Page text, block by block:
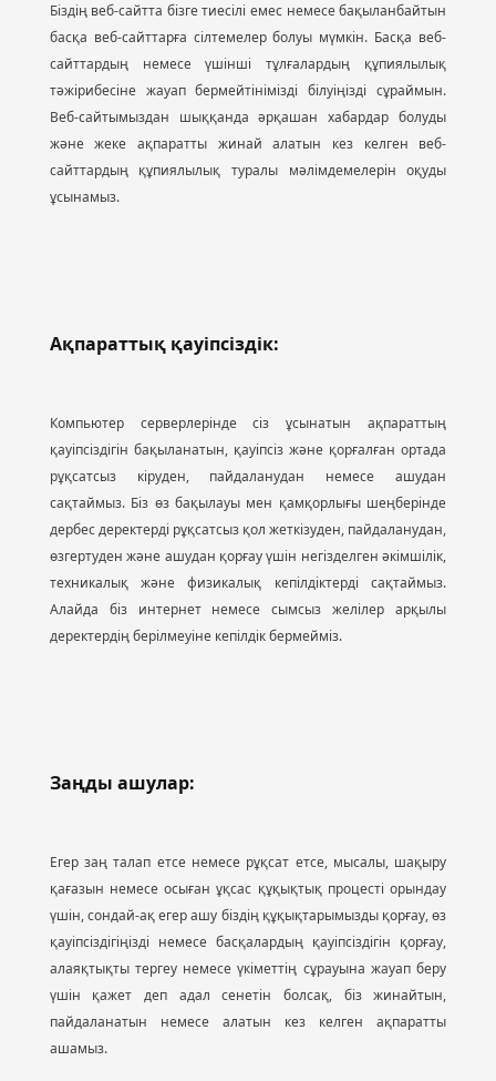
Біздің веб-сайтта бізге тиесілі емес немесе бақыланбайтын
басқа веб-сайттарға сілтемелер болуы мүмкін. Басқа веб-
сайттардың немесе үшінші тұлғалардың құпиялылық
тәжірибесіне жауап бермейтінімізді білуіңізді сұраймын.
Веб-сайтымыздан шыққанда әрқашан хабардар болуды
және жеке ақпаратты жинай алатын кез келген веб-
сайттардың құпиялылық туралы мәлімдемелерін оқуды
ұсынамыз.
Ақпараттық қауіпсіздік:
Компьютер серверлерінде сіз ұсынатын ақпараттың
қауіпсіздігін бақыланатын, қауіпсіз және қорғалған ортада
рұқсатсыз кіруден, пайдаланудан немесе ашудан
сақтаймыз. Біз өз бақылауы мен қамқорлығы шеңберінде
дербес деректерді рұқсатсыз қол жеткізуден, пайдаланудан,
өзгертуден және ашудан қорғау үшін негізделген әкімшілік,
техникалық және физикалық кепілдіктерді сақтаймыз.
Алайда біз интернет немесе сымсыз желілер арқылы
деректердің берілмеуіне кепілдік бермейміз.
Заңды ашулар:
Егер заң талап етсе немесе рұқсат етсе, мысалы, шақыру
қағазын немесе осыған ұқсас құқықтық процесті орындау
үшін, сондай-ақ егер ашу біздің құқықтарымызды қорғау, өз
қауіпсіздігіңізді немесе басқалардың қауіпсіздігін қорғау,
алаяқтықты тергеу немесе үкіметтің сұрауына жауап беру
үшін қажет деп адал сенетін болсақ, біз жинайтын,
пайдаланатын немесе алатын кез келген ақпаратты
ашамыз.